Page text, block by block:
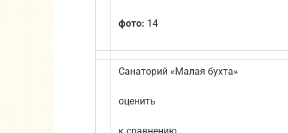
фото: 14
Санаторий «Малая бухта»
оценить